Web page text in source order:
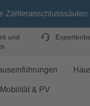
sichern!
und
& PV